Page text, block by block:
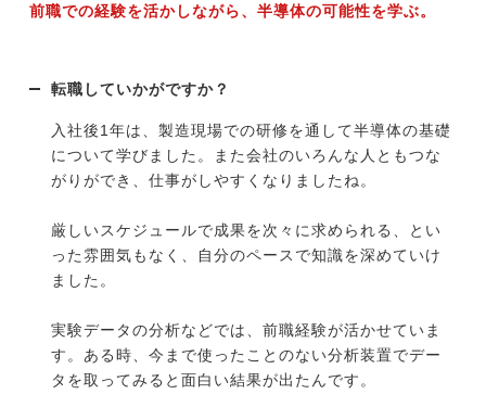
前職での経験を活かしながら、半導体の可能性を学ぶ。
転職していかがですか？
入社後1年は、製造現場での研修を通して半導体の基礎
について学びました。また会社のいろんな人ともつな
がりができ、仕事がしやすくなりましたね。
厳しいスケジュールで成果を次々に求められる、とい
った雰囲気もなく、自分のペースで知識を深めていけ
ました。
実験データの分析などでは、前職経験が活かせていま
す。ある時、今まで使ったことのない分析装置でデー
タを取ってみると面白い結果が出たんです。